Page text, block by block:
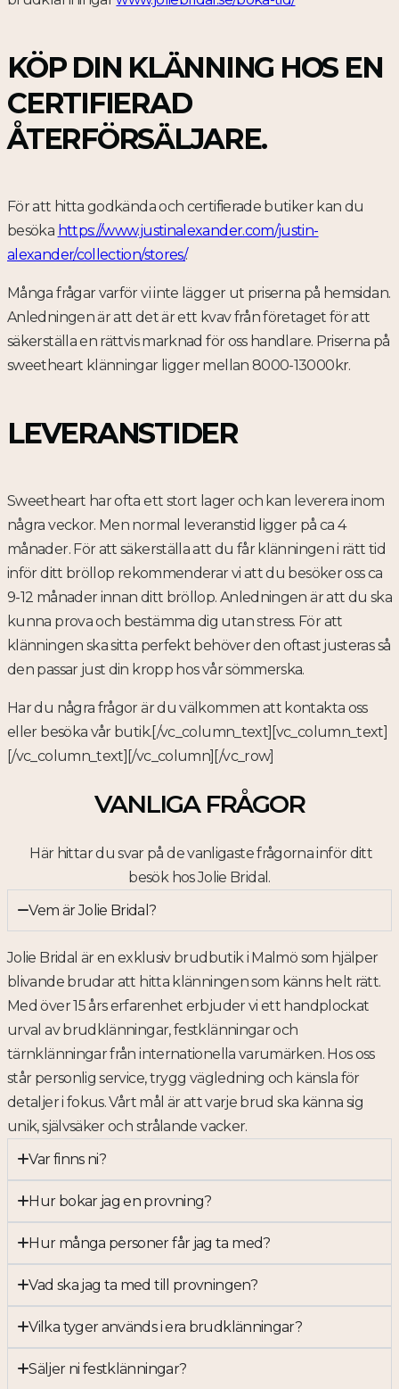
KÖP DIN KLÄNNING HOS EN
CERTIFIERAD
ÅTERFÖRSÄLJARE.
För att hitta godkända och certifierade butiker kan du
besöka https://www.justinalexander.com/justin-
alexander/collection/stores/.
Många frågar varför vi inte lägger ut priserna på hemsidan.
Anledningen är att det är ett kvav från företaget för att
säkerställa en rättvis marknad för oss handlare. Priserna på
sweetheart klänningar ligger mellan 8000-13000kr.
LEVERANSTIDER
Sweetheart har ofta ett stort lager och kan leverera inom
några veckor. Men normal leveranstid ligger på ca 4
månader. För att säkerställa att du får klänningen i rätt tid
inför ditt bröllop rekommenderar vi att du besöker oss ca
9-12 månader innan ditt bröllop. Anledningen är att du ska
kunna prova och bestämma dig utan stress. För att
klänningen ska sitta perfekt behöver den oftast justeras så
den passar just din kropp hos vår sömmerska.
Har du några frågor är du välkommen att kontakta oss
eller besöka vår butik.[/vc_column_text][vc_column_text]
[/vc_column_text][/vc_column][/vc_row]
VANLIGA FRÅGOR
Här hittar du svar på de vanligaste frågorna inför ditt
besök hos Jolie Bridal.
Vem är Jolie Bridal?
Jolie Bridal är en exklusiv brudbutik i Malmö som hjälper
blivande brudar att hitta klänningen som känns helt rätt.
Med över 15 års erfarenhet erbjuder vi ett handplockat
urval av brudklänningar, festklänningar och
tärnklänningar från internationella varumärken. Hos oss
står personlig service, trygg vägledning och känsla för
detaljer i fokus. Vårt mål är att varje brud ska känna sig
unik, självsäker och strålande vacker.
Var finns ni?
Hur bokar jag en provning?
Hur många personer får jag ta med?
Vad ska jag ta med till provningen?
Vilka tyger används i era brudklänningar?
Säljer ni festklänningar?